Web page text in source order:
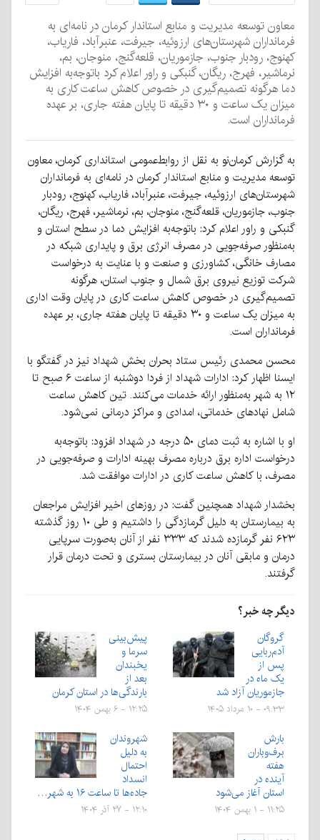
معاون توسعه مدیریت و منابع استاندار کرمان در نامه‌ای به
فرمانداران شهرستان‌های ارزوئیه، جیرفت، عنبرآباد، فاریاب،
کهنوج، رودبار جنوب، جازموریان، قلعه‌گنج، منوجان، بم،
نرماشیر، فهرج، ریگان، گنبکی و راور اعلام کرد باتوجه‌به افزایش
دما هرگونه تصمیم‌گیری در خصوص کاهش ساعت کاری به
میزان یک ساعت و ۳۰ دقیقه تا پایان هفته جاری، بر عهده
فرمانداران است.
به گزارش کرمان‌نو به نقل از روابط‌عمومی استانداری کرمان، معاون
توسعه مدیریت و منابع استاندار کرمان در نامه‌ای به فرمانداران
شهرستان‌های ارزوئیه، جیرفت، عنبرآباد، فاریاب، کهنوج، رودبار
جنوب، جازموریان، قلعه‌گنج، منوجان، بم، نرماشیر، فهرج، ریگان،
گنبکی و راور اعلام کرد: باتوجه‌به افزایش دما در سطح استان و
به‌منظور صرفه‌جویی در مصرف انرژی برق و پایداری شبکه در
مصارف خانگی، کشاورزی و صنعت و با عنایت به درخواست
شرکت توزیع نیروی برق شمال و جنوب استان، هرگونه
تصمیم‌گیری در خصوص کاهش ساعت کاری در پایان وقت اداری
به میزان یک ساعت و ۳۰ دقیقه تا پایان هفته جاری، بر عهده
فرمانداران است.
محسن محمدی رئیس ستاد بحران بخش شهداد نیز در گفتگو با
ایسنا اظهار کرد: ادارات شهداد از فردا دوشنبه از ساعت ۶ صبح تا
۱۲ به شهر به‌منظور ارائه خدمات می‌کنند. تین کاهش ساعت
شامل نهادهای خدماتی، امدادی و مراکز درمانی نمی‌شود.
او با اشاره به ثبت دمای ۵۰ درجه در شهداد افزود: باتوجه‌به
درخواست اداره برق درباره مصرف بهینه ادارات و صرفه‌جویی در
مصرف، با کاهش ساعت کاری در ادارات موافقت شد.
بخشدار شهداد همچنین گفت: در روزهای اخیر افزایش مراجعان
به بیمارستان به دلیل گرمازدگی را داشتیم و طی ۱۰ روز گذشته
۶۲۳ نفر گرمازده شدند که ۳۳۳ نفر از آنان به‌صورت سرپایی
درمان و مابقی آنان در بیمارستان بستری و تحت درمان قرار
گرفتند.
دیگر چه خبر؟
گروگان
آدم‌ربایی
پس از
یک ماه در
جازموریان آزاد شد
۰۹:۳۳ - ۱۰ مرداد ۱۴۰۵
پیش‌بینی
سرما و
یخبندان
بعد از
بارندگی‌ها در استان کرمان
۱۲:۲۵ - ۶ بهمن ۱۴۰۴
بارش
برف‌وباران
هفته
آینده در
استان آغاز می‌شود
۱۱:۲۵ - ۱ بهمن ۱۴۰۴
شهروندان
به دلیل
احتمال
انسداد
جاده‌ها تا ساعت ۱۶ به شهر…
۱۲:۱۰ - ۲۷ آذر ۱۴۰۴